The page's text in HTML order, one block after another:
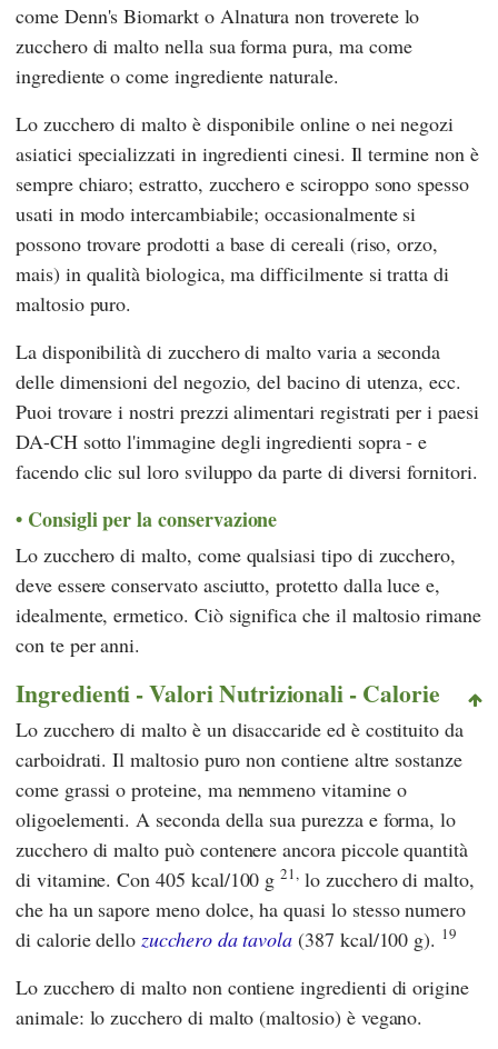
come Denn's Biomarkto Alnatura non troverete lo
zucchero di malto nella sua forma pura, ma come
ingrediente o come ingrediente naturale.
Lo zucchero di malto è disponibile online o nei negozi
asiatici specializzati in ingredienti cinesi. Il termine non è
sempre chiaro; estratto, zucchero e sciroppo sono spesso
usati in modo intercambiabile; occasionalmente si
possono trovare prodotti a base di cereali (riso, orzo,
mais) in qualità biologica, ma difficilmente si tratta di
maltosio puro.
La disponibilità di zucchero di malto varia a seconda
delle dimensioni del negozio, del bacino di utenza, ecc.
Puoi trovare i nostri prezzi alimentari registrati per i paesi
DA-CH sotto l'immagine degli ingredienti sopra - e
facendo clic sul loro sviluppo da parte di diversi fornitori.
Consigli per la conservazione
Lo zucchero di malto, come qualsiasi tipo di zucchero,
deve essere conservato asciutto, protetto dalla luce e,
idealmente, ermetico. Ciò significa che il maltosio rimane
con te per anni.
Ingredienti - Valori Nutrizionali - Calorie
Lo zucchero di malto è un disaccaride ed è costituito da
carboidrati. Il maltosio puro non contiene altre sostanze
come grassi o proteine, ma nemmeno vitamine o
oligoelementi. A seconda della sua purezza e forma, lo
zucchero di malto può contenere ancora piccole quantità
di vitamine. Con 405 kcal/100 g21, lo zucchero di malto,
che ha un sapore meno dolce, ha quasi lo stesso numero
di calorie dellozucchero da tavola (387 kcal/100 g). 19
Lo zucchero di malto non contiene ingredienti di origine
animale: lo zucchero di malto (maltosio) è vegano.